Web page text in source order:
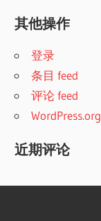
其他操作
登录
条目 feed
评论 feed
WordPress.org
近期评论